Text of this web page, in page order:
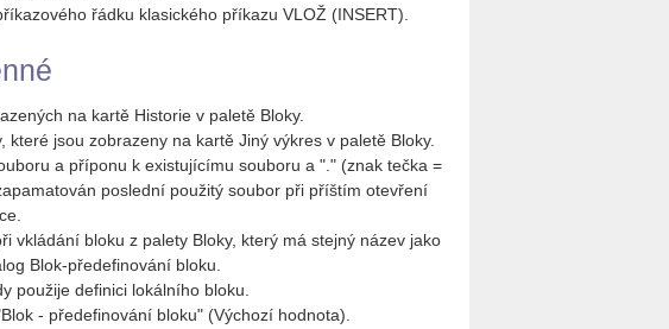
řádku klasického příkazu VLOŽ (INSERT).
na kartě Historie v paletě Bloky.
které jsou zobrazeny na kartě Jiný výkres v paletě Bloky.
a příponu k existujícímu souboru a "." (znak tečka =
poslední použitý soubor při příštím otevření
vkládání bloku z palety Bloky, který má stejný název jako
Blok-předefinování bloku.
použije definici lokálního bloku.
- předefinování bloku" (Výchozí hodnota).